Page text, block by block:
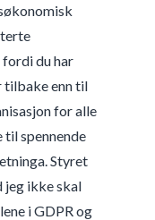
fordi du har
tilbake enn til
for alle
spennende
Styret
jeg ikke skal
i GDPR og